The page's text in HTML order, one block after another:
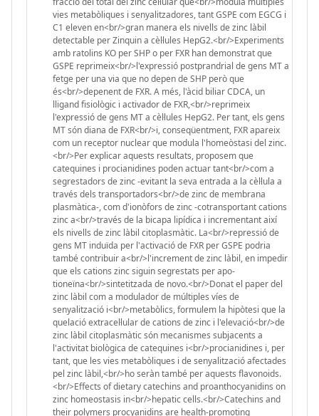
vies metabòliques i senyalitzadores, tant GSPE com EGCG i
C1 eleven en<br/>gran manera els nivells de zinc làbil
detectable per Zinquin a cèl·lules HepG2.<br/>Experiments
amb ratolins KO per SHP o per FXR han demonstrat que
GSPE reprimeix<br/>l'expressió postprandrial de gens MT a
fetge per una via que no depen de SHP però que
és<br/>depenent de FXR. A més, l'àcid biliar CDCA, un
lligand fisiològic i activador de FXR,<br/>reprimeix
l'expressió de gens MT a cèl·lules HepG2. Per tant, els gens
MT són diana de FXR<br/>i, conseqüentment, FXR apareix
com un receptor nuclear que modula l'homeòstasi del zinc.
<br/>Per explicar aquests resultats, proposem que
catequines i procianidines poden actuar tant<br/>com a
segrestadors de zinc -evitant la seva entrada a la cèl·lula a
través dels transportadors<br/>de zinc de membrana
plasmàtica-, com d'ionòfors de zinc -cotransportant cations
zinc a<br/>través de la bicapa lipídica i incrementant així
els nivells de zinc làbil citoplasmàtic. La<br/>repressió de
gens MT induïda per l'activació de FXR per GSPE podria
també contribuir a<br/>l'increment de zinc làbil, en impedir
que els cations zinc siguin segrestats per apo-
tioneïna<br/>sintetitzada de novo.<br/>Donat el paper del
zinc làbil com a modulador de múltiples víes de
senyalització i<br/>metabòlics, formulem la hipòtesi que la
quelació extracel·lular de cations de zinc i l'elevació<br/>de
zinc làbil citoplasmàtic són mecanismes subjacents a
l'activitat biològica de catequines i<br/>procianidines i, per
tant, que les vies metabòliques i de senyalització afectades
pel zinc làbil,<br/>ho seràn també per aquests flavonoids.
<br/>Effects of dietary catechins and proanthocyanidins on
zinc homeostasis in<br/>hepatic cells.<br/>Catechins and
their polymers procyanidins are health-promoting